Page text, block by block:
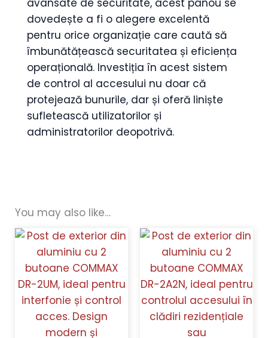
dovedește a fi o alegere excelentă
pentru orice organizație care caută să
îmbunătățească securitatea și eficiența
operațională. Investiția în acest sistem
de control al accesului nu doar că
protejează bunurile, dar și oferă liniște
sufletească utilizatorilor și
administratorilor deopotrivă.
You may also like…